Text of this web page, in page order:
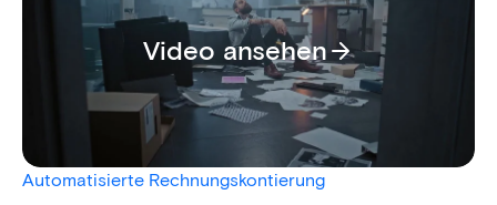
Video ansehen
Automatisierte Rechnungskontierung